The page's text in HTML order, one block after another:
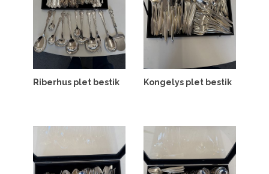
Riberhus plet bestik Kongelys plet bestik